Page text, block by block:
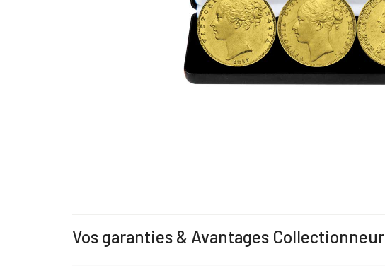
Vos garanties & Avantages Collectionneur